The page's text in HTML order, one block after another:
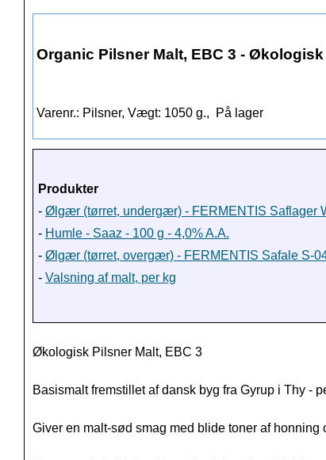
Organic Pilsner Malt, EBC 3 - Økologisk
Varenr.: Pilsner, Vægt: 1050 g., På lager
Produkter
- Ølgær (tørret, undergær) - FERMENTIS Saflager
- Humle - Saaz - 100 g - 4,0% A.A.
- Ølgær (tørret, overgær) - FERMENTIS Safale S-
- Valsning af malt, per kg
Økologisk Pilsner Malt, EBC 3
Basismalt fremstillet afdansk byg fra Gyrup i Thy -
Giver en malt-sød smag med blide toner af honning